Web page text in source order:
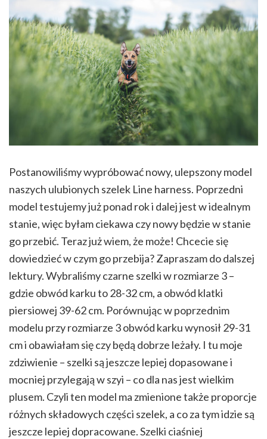
Postanowiliśmy wypróbować nowy, ulepszony model
naszych ulubionych szelek Line harness. Poprzedni
model testujemy już ponad rok i dalej jest w idealnym
stanie, więc byłam ciekawa czy nowy będzie w stanie
go przebić. Teraz już wiem, że może! Chcecie się
dowiedzieć w czym go przebija? Zapraszam do dalszej
lektury. Wybraliśmy czarne szelki w rozmiarze 3 –
gdzie obwód karku to 28-32 cm, a obwód klatki
piersiowej 39-62 cm. Porównując w poprzednim
modelu przy rozmiarze 3 obwód karku wynosił 29-31
cm i obawiałam się czy będą dobrze leżały. I tu moje
zdziwienie – szelki są jeszcze lepiej dopasowane i
mocniej przylegają w szyi – co dla nas jest wielkim
plusem. Czyli ten model ma zmienione także proporcje
różnych składowych części szelek, a co za tym idzie są
jeszcze lepiej dopracowane. Szelki ciaśniej